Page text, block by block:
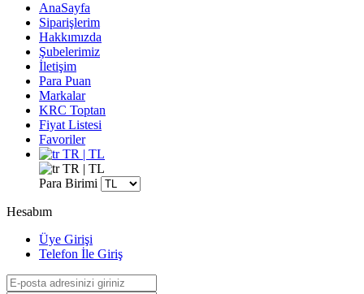
AnaSayfa
Siparişlerim
Hakkımızda
Şubelerimiz
İletişim
Para Puan
Markalar
KRC Toptan
Fiyat Listesi
Favoriler
TR | TL
TR | TL
Para Birimi
Hesabım
Üye Girişi
Telefon İle Giriş